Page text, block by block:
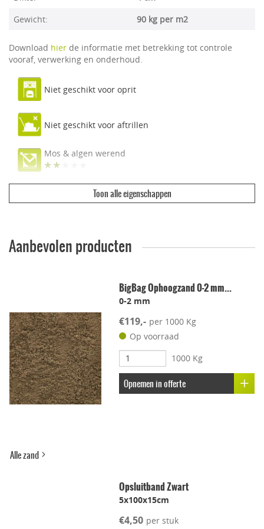
Gewicht:
90 kg per m2
Download hier de informatie met betrekking tot controle
vooraf, verwerking en onderhoud.
Niet geschikt voor oprit
Niet geschikt voor aftrillen
Mos & algen werend
Ecologisch & duurzaam
Lichtgewicht
Onderhoudsvriendelijk
Toon alle eigenschappen
Aanbevolen producten
BigBag Ophoogzand 0-2 mm...
0-2 mm
€119,- per 1000 Kg
Op voorraad
1000 Kg
Opnemen in offerte
Alle zand
Opsluitband Zwart
5x100x15cm
€4,50 per stuk